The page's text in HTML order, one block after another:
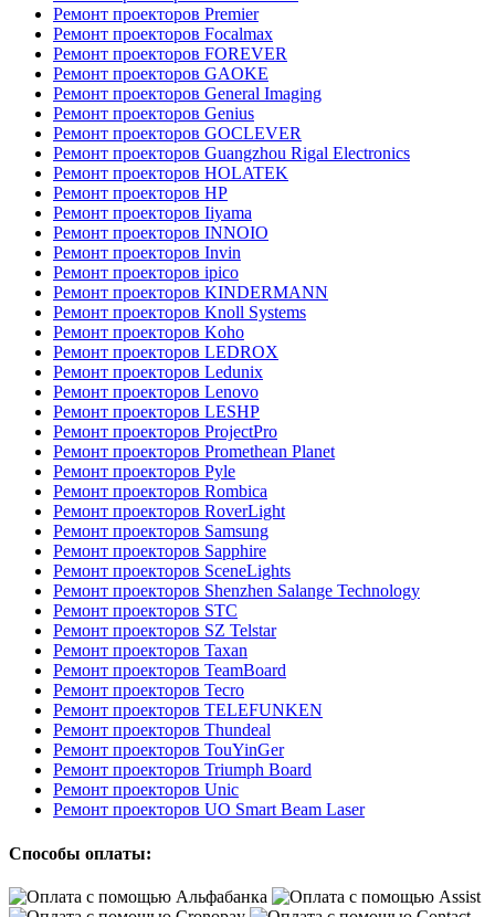
Ремонт проекторов Premier
Ремонт проекторов Focalmax
Ремонт проекторов FOREVER
Ремонт проекторов GAOKE
Ремонт проекторов General Imaging
Ремонт проекторов Genius
Ремонт проекторов GOCLEVER
Ремонт проекторов Guangzhou Rigal Electronics
Ремонт проекторов HOLATEK
Ремонт проекторов HP
Ремонт проекторов Iiyama
Ремонт проекторов INNOIO
Ремонт проекторов Invin
Ремонт проекторов ipico
Ремонт проекторов KINDERMANN
Ремонт проекторов Knoll Systems
Ремонт проекторов Koho
Ремонт проекторов LEDROX
Ремонт проекторов Ledunix
Ремонт проекторов Lenovo
Ремонт проекторов LESHP
Ремонт проекторов ProjectPro
Ремонт проекторов Promethean Planet
Ремонт проекторов Pyle
Ремонт проекторов Rombica
Ремонт проекторов RoverLight
Ремонт проекторов Samsung
Ремонт проекторов Sapphire
Ремонт проекторов SceneLights
Ремонт проекторов Shenzhen Salange Technology
Ремонт проекторов STC
Ремонт проекторов SZ Telstar
Ремонт проекторов Taxan
Ремонт проекторов TeamBoard
Ремонт проекторов Tecro
Ремонт проекторов TELEFUNKEN
Ремонт проекторов Thundeal
Ремонт проекторов TouYinGer
Ремонт проекторов Triumph Board
Ремонт проекторов Unic
Ремонт проекторов UO Smart Beam Laser
Способы оплаты: